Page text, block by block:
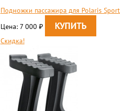
Подножки пассажира для Polaris
Цена: 7 000 ₽
Скидка!